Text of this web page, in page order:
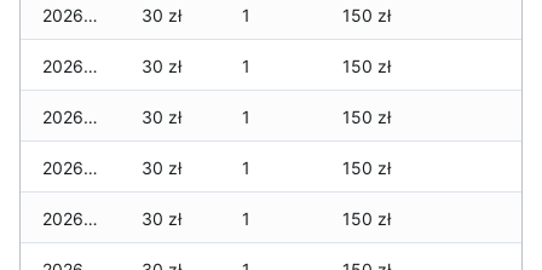
2026-01-23 30 zł 1 150 zł
2026-01-22 30 zł 1 150 zł
2026-01-21 30 zł 1 150 zł
2026-01-20 30 zł 1 150 zł
2026-01-19 30 zł 1 150 zł